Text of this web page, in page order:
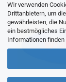
Wir verwenden
Drittanbietern, um
gewährleisten, die
ein bestmögliches
Informationen
bitte hier